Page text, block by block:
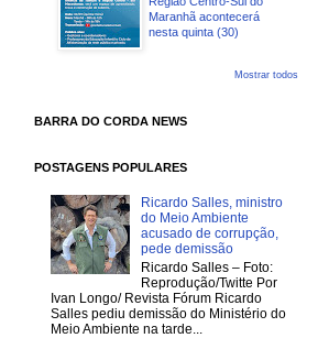
Maranhã acontecerá
nesta quinta (30)
Mostrar todos
BARRA DO CORDA NEWS
POSTAGENS POPULARES
Ricardo Salles, ministro
do Meio Ambiente
acusado de corrupção,
pede demissão
Ricardo Salles – Foto:
Reprodução/Twitte Por
Ivan Longo/ Revista Fórum Ricardo
Salles pediu demissão do Ministério do
Meio Ambiente na tarde...